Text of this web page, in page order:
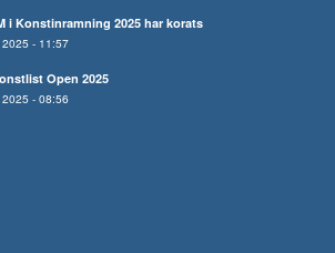
i Konstinramning 2025 har korats
- 11:57
Open 2025
- 08:56